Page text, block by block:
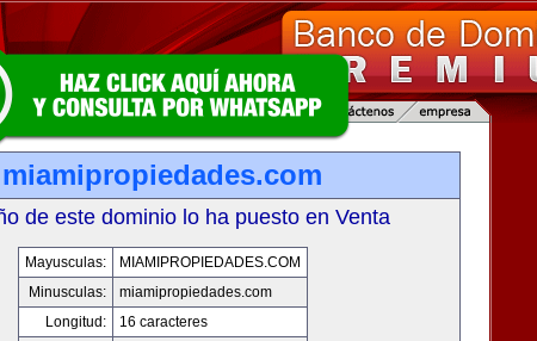
miamipropiedades.com
de este dominio lo ha puesto en Venta
Mayusculas:
MIAMIPROPIEDADES.COM
Minusculas:
miamipropiedades.com
Longitud:
16 caracteres